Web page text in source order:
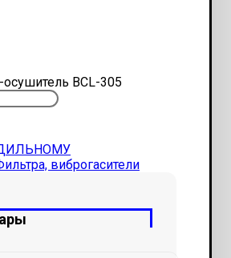
BCL-305
виброгасители